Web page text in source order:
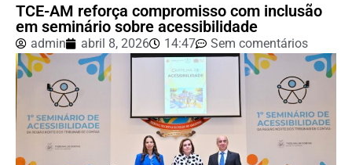
TCE-AM reforça compromisso com inclusão
em seminário sobre acessibilidade
admin abril 8, 2026 14:47 Sem comentários